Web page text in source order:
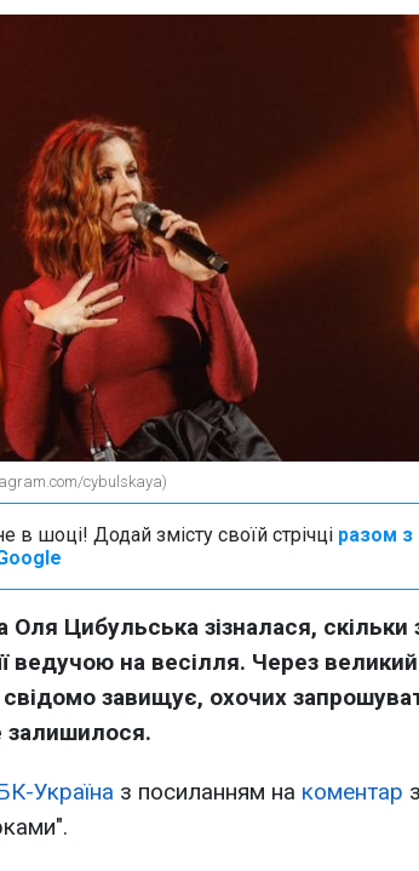
cybulskaya)
в шоці! Додай змісту своїй стрічці разом з
Оля Цибульська зізналася, скільки
ведучою на весілля. Через великий
завищує, охочих
залишилося.
Україна з посиланням на коментар